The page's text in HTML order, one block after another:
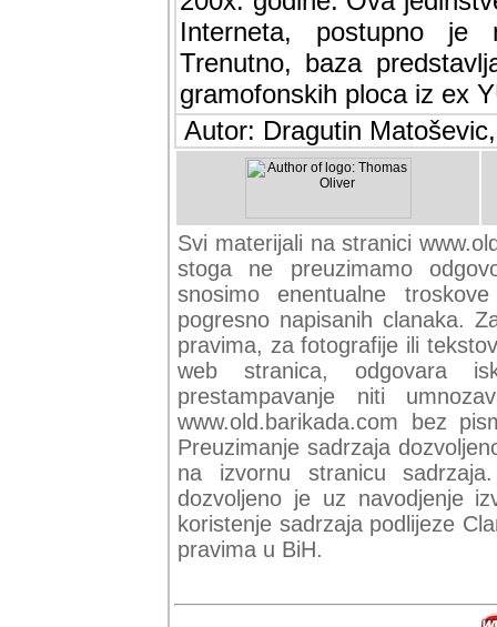
Interneta, postupno je
baza predstavlja
ploca iz ex YU.
Autor: Dragutin
Svi materijali na stranici
stoga ne preuzimamo
snosimo enentualne
pogresno napisanih clanaka.
pravima, za fotografije ili
web stranica, odgovara
prestampavanje niti
www.old.barikada.com bez
Preuzimanje sadrzaja
na izvornu stranicu
dozvoljeno je uz navodjenje
koristenje sadrzaja podlijeze
pravima u BiH.